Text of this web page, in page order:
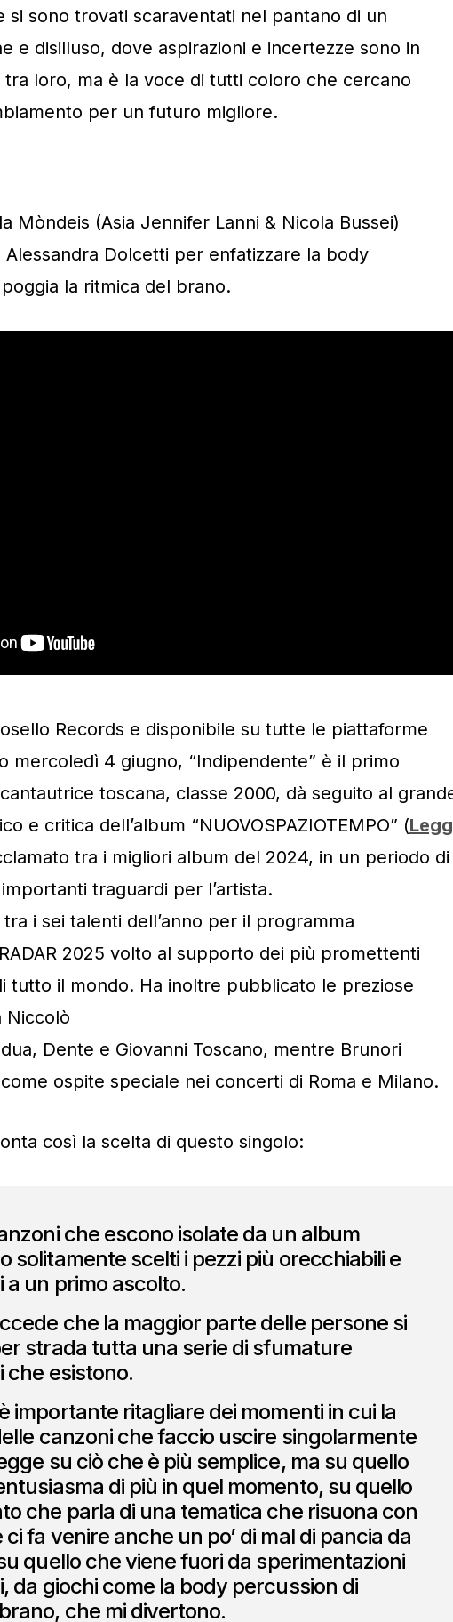
si sono trovati scaraventati nel pantano di un
e disilluso, dove aspirazioni e incertezze sono in
loro, ma è la voce di tutti coloro che cercano
per un futuro migliore.
Mòndeis (Asia Jennifer Lanni & Nicola Bussei)
Dolcetti per enfatizzare la body
la ritmica del brano.
Records e disponibile su tutte le piattaforme
mercoledì 4 giugno, “Indipendente” è il primo
toscana, classe 2000, dà seguito al
e critica dell’album “NUOVOSPAZIOTEMPO” (
tra i migliori album del 2024, in un periodo di
traguardi per l’artista.
i sei talenti dell’anno per il programma
2025 volto al supporto dei più promettenti
tutto il mondo. Ha inoltre pubblicato le preziose
Niccolò
Dente e Giovanni Toscano, mentre Brunori
come ospite speciale nei concerti di Roma e Milano.
così la scelta di questo singolo:
che escono isolate da un album
solitamente scelti i pezzi più orecchiabili e
a un primo ascolto.
che la maggior parte delle persone si
strada tutta una serie di sfumature
che esistono.
importante ritagliare dei momenti in cui la
canzoni che faccio uscire singolarmente
su ciò che è più semplice, ma su quello
di più in quel momento, su quello
che parla di una tematica che risuona con
ci fa venire anche un po’ di mal di pancia da
quello che viene fuori da sperimentazioni
da giochi come la body percussion di
che mi divertono.